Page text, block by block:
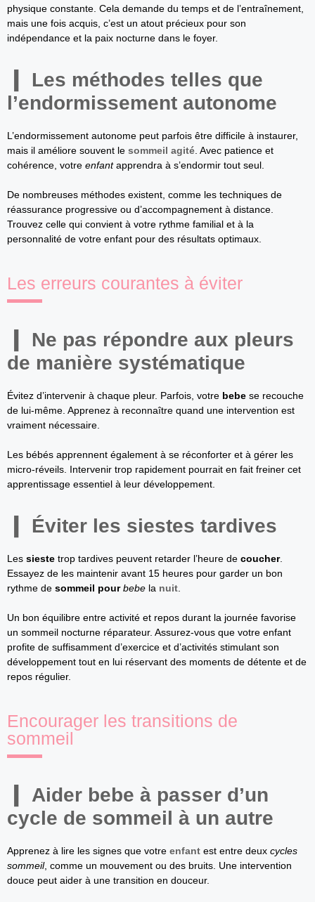
physique constante. Cela demande du temps et de l’entraînement,
mais une fois acquis, c’est un atout précieux pour son
indépendance et la paix nocturne dans le foyer.
Les méthodes telles que
l’endormissement autonome
L’endormissement autonome peut parfois être difficile à instaurer,
mais il améliore souvent le sommeil agité . Avec patience et
cohérence, votre enfantapprendra à s’endormir tout seul.
De nombreuses méthodes existent, comme les techniques de
réassurance progressive ou d’accompagnement à distance.
Trouvez celle qui convient à votre rythme familial et à la
personnalité de votre enfant pour des résultats optimaux.
Les erreurs courantes à éviter
Ne pas répondre aux pleurs
de manière systématique
Évitez d’intervenir à chaque pleur. Parfois, votre bebe se recouche
de lui-même. Apprenez à reconnaître quand une intervention est
vraiment nécessaire.
Les bébés apprennent également à se réconforter et à gérer les
micro-réveils. Intervenir trop rapidement pourrait en fait freiner cet
apprentissage essentiel à leur développement.
Éviter les siestes tardives
Les sieste trop tardives peuvent retarder l’heure de coucher.
Essayez de les maintenir avant 15 heures pour garder un bon
rythme de sommeil pour bebe la nuit
Un bon équilibre entre activité et repos durant la journée favorise
un sommeil nocturne réparateur. Assurez-vous que votre enfant
profite de suffisamment d’exercice et d’activités stimulant son
développement tout en lui réservant des moments de détente et de
repos régulier.
Encourager les transitions de
sommeil
Aider bebe à passer d’un
cycle de sommeil à un autre
Apprenez à lire les signes que votre enfant est entre deux cycles
sommeil, comme un mouvement ou des bruits. Une intervention
douce peut aider à une transition en douceur.